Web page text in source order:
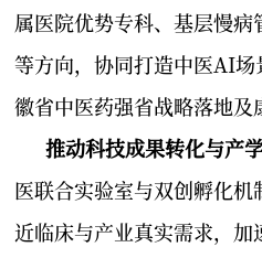
属医院优势专科、基层慢
等方向，协同打造中医AI
徽省中医药强省战略落地及
推动科技成果转化与产
医联合实验室与双创孵化
近临床与产业真实需求，